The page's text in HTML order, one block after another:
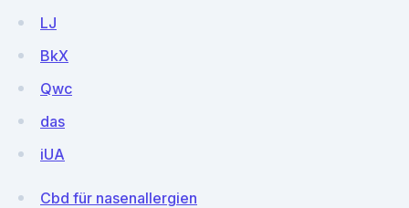
LJ
BkX
Qwc
das
iUA
Cbd für nasenallergien